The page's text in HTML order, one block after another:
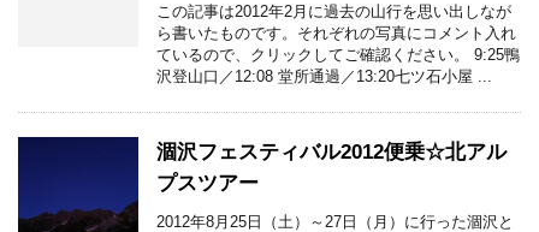
この記事は2012年2月に過去の山行を思い出しなが
ら書いたものです。それぞれの写真にコメント入れ
ているので、クリックしてご確認ください。 9:25鴨
沢登山口／12:08 堂所通過／13:20七ツ石小屋 ...
涸沢フェスティバル2012便乗☆北アル
プスツアー
2012年8月25日（土）～27日（月）に行った涸沢と